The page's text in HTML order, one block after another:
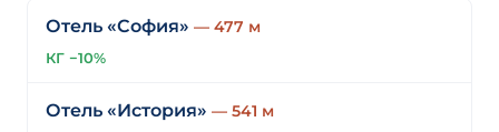
Отель «София» — 477 м
КГ −10%
Отель «История» — 541 м